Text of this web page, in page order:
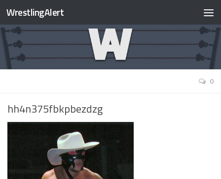
WrestlingAlert
0
hh4n375fbkpbezdzg